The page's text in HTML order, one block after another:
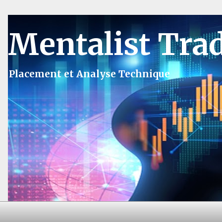
Mentalist
Placement et Analyse Technique